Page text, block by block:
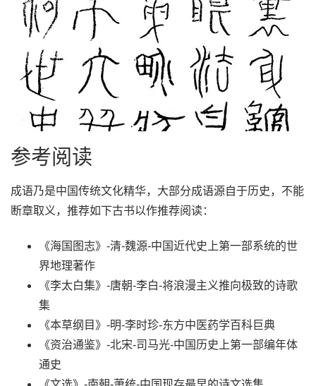
参考阅读
成语乃是中国传统文化精华，大部分成语源自于历史，不能
断章取义，推荐如下古书以作推荐阅读：
《海国图志》-清-魏源-中国近代史上第一部系统的世
界地理著作
《李太白集》-唐朝-李白-将浪漫主义推向极致的诗歌
集
《本草纲目》-明-李时珍-东方中医药学百科巨典
《资治通鉴》-北宋-司马光-中国历史上第一部编年体
通史